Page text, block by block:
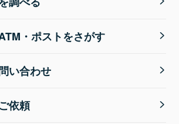
・ポストをさがす
い合わせ
依頼